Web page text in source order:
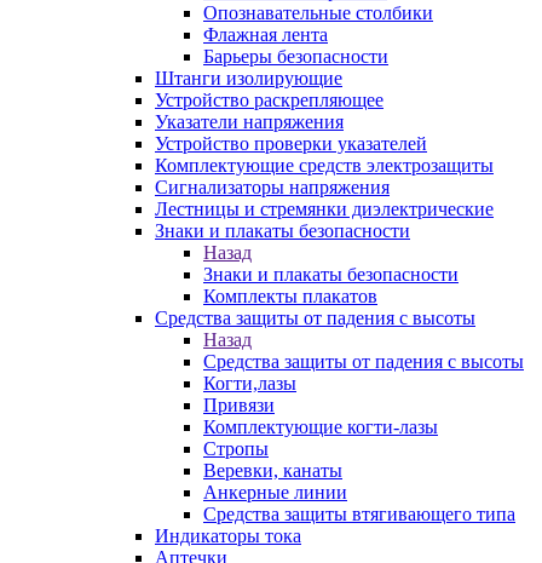
Опознавательные столбики
Флажная лента
Барьеры безопасности
Штанги изолирующие
Устройство раскрепляющее
Указатели напряжения
Устройство проверки указателей
Комплектующие средств электрозащиты
Сигнализаторы напряжения
Лестницы и стремянки диэлектрические
Знаки и плакаты безопасности
Назад
Знаки и плакаты безопасности
Комплекты плакатов
Средства защиты от падения с высоты
Назад
Средства защиты от падения с высоты
Когти,лазы
Привязи
Комплектующие когти-лазы
Стропы
Веревки, канаты
Анкерные линии
Средства защиты втягивающего типа
Индикаторы тока
Аптечки